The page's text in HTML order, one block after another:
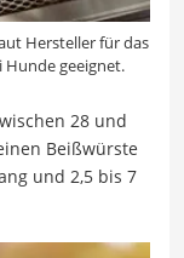
Hersteller für das
geeignet.
28 und
Beißwürste
und 2,5 bis 7